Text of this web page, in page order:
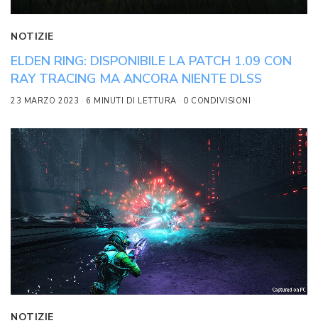
NOTIZIE
ELDEN RING: DISPONIBILE LA PATCH 1.09 CON
RAY TRACING MA ANCORA NIENTE DLSS
23 MARZO 2023 6 MINUTI DI LETTURA 0 CONDIVISIONI
NOTIZIE